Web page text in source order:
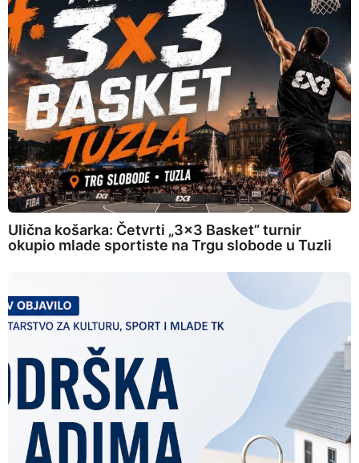
Ulična košarka: Četvrti „3×3 Basket” turnir
okupio mlade sportiste na Trgu slobode u Tuzli